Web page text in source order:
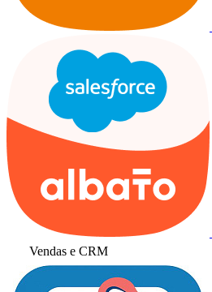
Vendas e CRM